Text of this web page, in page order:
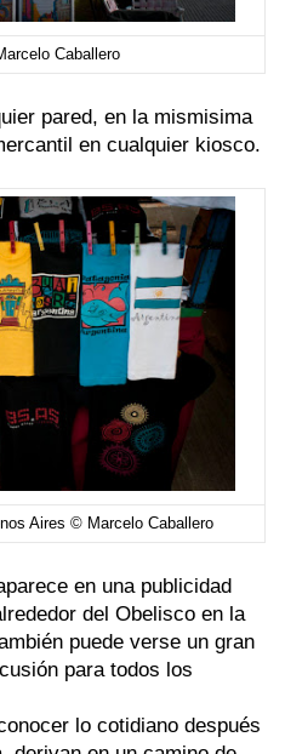
Caballero
pared, en la mismisima
en cualquier kiosco.
Aires © Marcelo Caballero
en una publicidad
del Obelisco en la
puede verse un gran
para todos los
lo cotidiano después